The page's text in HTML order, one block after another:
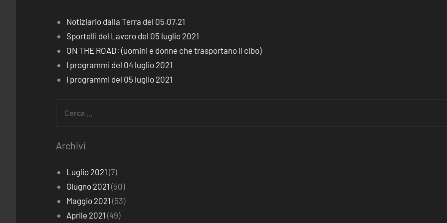
Notiziario dalla Terra del 05.07.21
Sportelli del Lavoro del 05 luglio 2021
ON THE ROAD: (uomini e donne che trasportano il cibo)
I programmi del 04 luglio 2021
I programmi del 05 luglio 2021
Archivi
Luglio 2021 (7)
Giugno 2021 (50)
Maggio 2021 (53)
Aprile 2021 (49)